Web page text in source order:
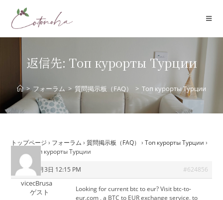
返信先: Tоп курорты Tурции
> フォーラム > 質問掲示板（FAQ） > Tоп курорты Tурции
トップページ › フォーラム › 質問掲示板（FAQ） › Tоп курорты Tурции ›
返信先: Tоп курорты Tурции
2026年7月3日 12:15 PM #624856
vicecBrusa
ゲスト
Looking forcurrent btc to eur? Visit btc-to-
eur.com , a BTC to EUR exchange service, to